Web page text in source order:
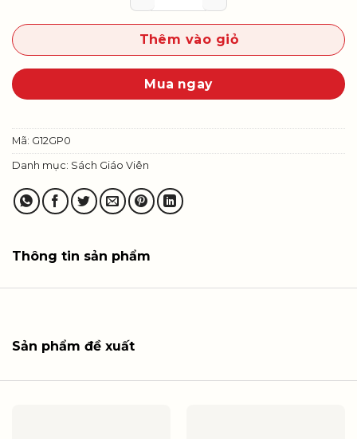
Thêm vào giỏ
Mua ngay
Mã: G12GP0
Danh mục: Sách Giáo Viên
Thông tin sản phẩm
Sản phẩm đề xuất